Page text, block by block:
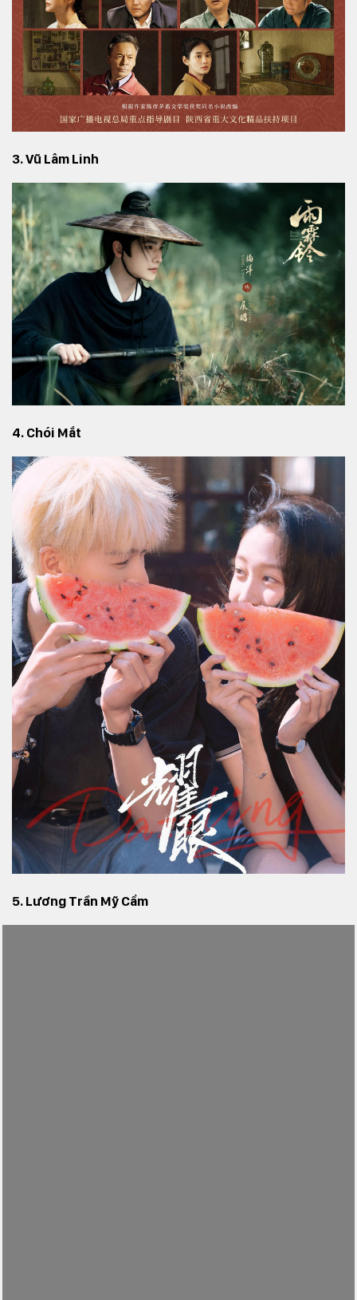
3. Vũ Lâm Linh
4. Chói Mắt
5. Lương Trần Mỹ Cẩm